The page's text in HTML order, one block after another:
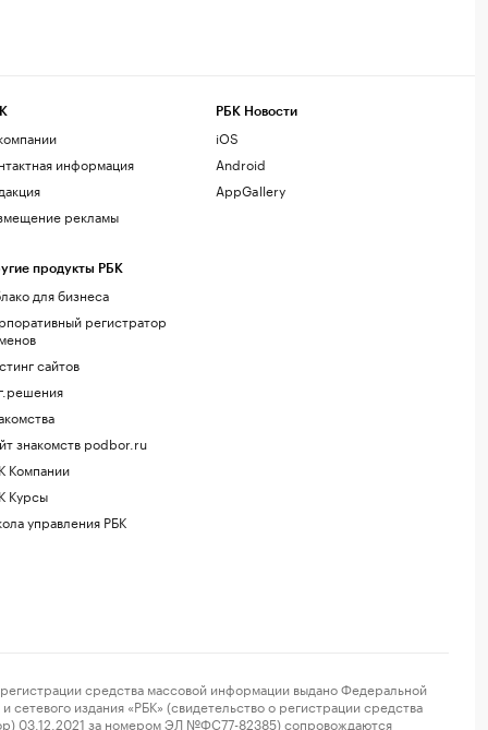
информация
рекламы
продукты РБК
для бизнеса
регистратор
сайтов
знакомств podbor.ru
Компании
Курсы
управления РБК
РБК Новости
iOS
Android
AppGallery
средства массовой информации выдано Федеральной
издания «РБК» (свидетельство о регистрации средства
03.12.2021 за номером ЭЛ №ФС77-82385) сопровождаются